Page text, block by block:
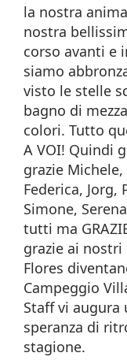
la nostra
nostra
corso avanti e
siamo
visto le stelle
bagno di
colori. Tutto
A VOI! Quindi
grazie
Federica, Jorg,
Simone,
tutti ma
grazie ai nostri
Flores
Campeggio
Staff vi augura
speranza di
stagione.